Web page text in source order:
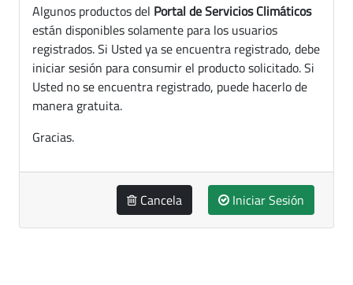
Algunos productos del Portal de Servicios Climáticos
están disponibles solamente para los usuarios
registrados. Si Usted ya se encuentra registrado, debe
iniciar sesión para consumir el producto solicitado. Si
Usted no se encuentra registrado, puede hacerlo de
manera gratuita.
Gracias.
Cancela Iniciar Sesión